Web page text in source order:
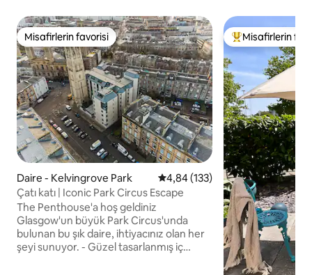
Misafirlerin favorisi
Misafirlerin favorisi
Daire - Kelvingrove Park 5 üzerinden ortalama 4,84
4,84 (133)
Çatı katı | Iconic Park Circus Escape
The Penthouse'a hoş geldiniz
Glasgow'un büyük Park Circus'unda
bulunan bu şık daire, ihtiyacınız olan her
şeyi sunuyor. - Güzel tasarlanmış iç
Misafirlerin
Misafirlerin